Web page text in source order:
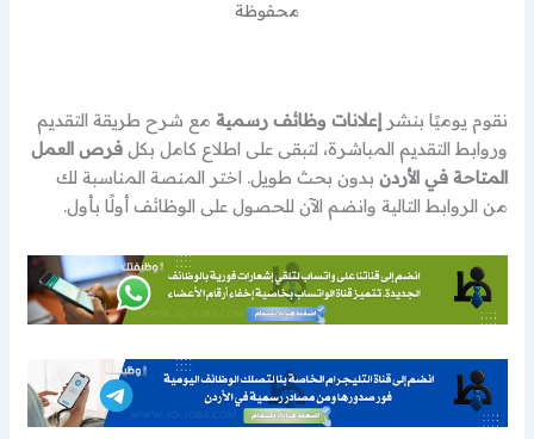
محفوظة
نقوم يوميًا بنشرإعلانات وظائف رسمية مع شرح طريقة التقديم
وروابط التقديم المباشرة، لتبقى على اطلاع كامل بكلفرص العمل
المتاحة في الأردن بدون بحث طويل. اختر المنصة المناسبة لك
من الروابط التالية وانضم الآن للحصول على الوظائف أولًا بأول.